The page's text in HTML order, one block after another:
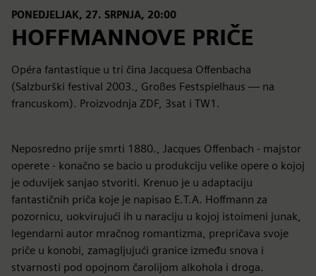
PONEDJELJAK, 27. SRPNJA, 20:00
HOFFMANNOVE PRIČE
Opéra fantastique u tri čina Jacquesa Offenbacha
(Salzburški festival 2003., Großes Festspielhaus — na
francuskom). Proizvodnja ZDF, 3sat i TW1.
Neposredno prije smrti 1880., Jacques Offenbach - majstor
operete - konačno se bacio u produkciju velike opere o kojoj
je oduvijek sanjao stvoriti. Krenuo je u adaptaciju
fantastičnih priča koje je napisao E.T.A. Hoffmann za
pozornicu, uokvirujući ih u naraciju u kojoj istoimeni junak,
legendarni autor mračnog romantizma, prepričava svoje
priče u konobi, zamagljujući granice između snova i
stvarnosti pod opojnom čarolijom alkohola i droga.